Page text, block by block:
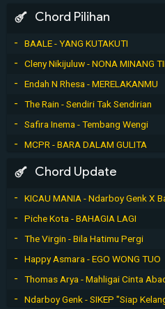
Chord Pilihan
BAALE - YANG KUTAKUTI
Cleny Nikijuluw - NONA MINANG
Endah N Rhesa - MERELAKANMU
The Rain - Sendiri Tak Sendirian
Safira Inema - Tembang Wengi
MCPR - BARA DALAM GULITA
Chord Update
KICAU MANIA - Ndarboy Genk X
Piche Kota - BAHAGIA LAGI
The Virgin - Bila Hatimu Pergi
Happy Asmara - EGO WONG TUO
Thomas Arya - Mahligai Cinta
Ndarboy Genk - SIKEP "Siap